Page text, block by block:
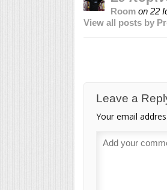
Roomon 22
View all posts by
Leave a
Your email